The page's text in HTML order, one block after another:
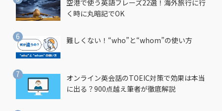
空港で使う英語フレーズ22選！海外旅行に行
く時に丸暗記でOK
難しくない！“who”と“whom”の使い方
オンライン英会話のTOEIC対策で効果は本当
に出る？900点越え筆者が徹底解説